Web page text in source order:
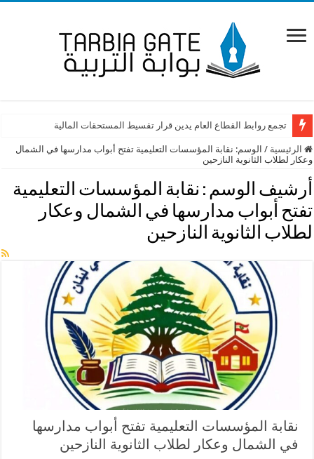
تجمع روابط القطاع العام يدين قرار تقسيط المستحقات المالية
الرئيسية / الوسم: نقابة المؤسسات التعليمية تفتح أبواب مدارسها في الشمال
وعكار لطلاب الثانوية النازحين
أرشيف الوسم : نقابة المؤسسات التعليمية
تفتح أبواب مدارسها في الشمال وعكار
لطلاب الثانوية النازحين
نقابة المؤسسات التعليمية تفتح أبواب مدارسها
في الشمال وعكار لطلاب الثانوية النازحين